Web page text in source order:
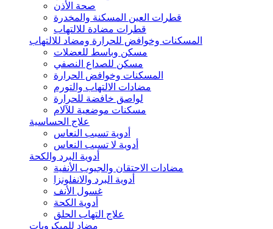
صحة الأذن
قطرات العين المسكنة والمخدرة
قطرات مضادة للالتهاب
المسكنات وخوافض للحرارة ومضاد للالتهاب
مسكن وباسط للعضلات
مسكن للصداع النصفي
المسكنات وخوافض الحرارة
مضادات الالتهاب والتورم
لواصق خافضة للحرارة
مسكنات موضعية للآلام
علاج الحساسية
أدوية تسبب النعاس
أدوية لا تسبب النعاس
أدوية البرد والكحة
مضادات الاحتقان والجيوب الأنفية
أدوية البرد والانفلونزا
غسول الأنف
أدوية الكحة
علاج التهاب الحلق
مضاد للميكروبات